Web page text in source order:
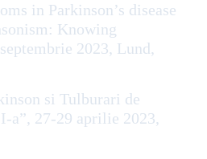
in Parkinson’s disease
Knowing
2023, Lund,
si Tulburari de
a”, 27-29 aprilie 2023,